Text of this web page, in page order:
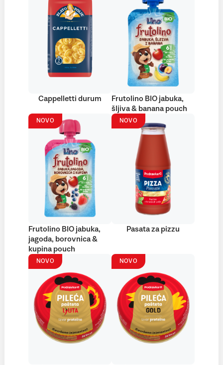
Cappelletti durum
Frutolino BIO jabuka,
šljiva & banana pouch
NOVO
Frutolino BIO jabuka,
jagoda, borovnica &
kupina pouch
NOVO
Pasata za pizzu
NOVO NOVO